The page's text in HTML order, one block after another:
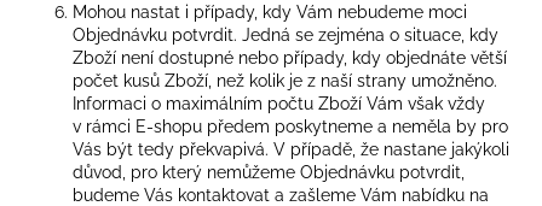
Mohou nastat i případy, kdy Vám nebudeme moci
Objednávku potvrdit. Jedná se zejména o situace, kdy
Zboží není dostupné nebo případy, kdy objednáte větší
počet kusů Zboží, než kolik je z naší strany umožněno.
Informaci o maximálním počtu Zboží Vám však vždy
v rámci E-shopu předem poskytneme a neměla by pro
Vás být tedy překvapivá. V případě, že nastane jakýkoli
důvod, pro který nemůžeme Objednávku potvrdit,
budeme Vás kontaktovat a zašleme Vám nabídku na